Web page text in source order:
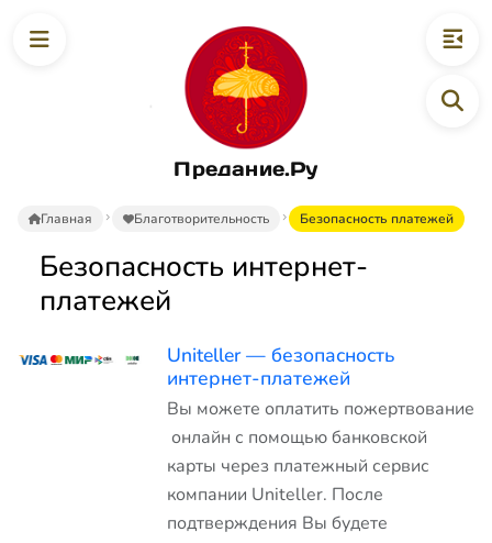
Предание.Ру
Главная Благотворительность Безопасность платежей
Безопасность интернет-
платежей
Uniteller — безопасность
интернет-платежей
Вы можете оплатить пожертвование
онлайн с помощью банковской
карты через платежный сервис
компании Uniteller. После
подтверждения Вы будете